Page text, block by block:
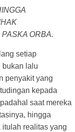
ORBA.
setiap
bukan lalu
penyakit yang
kepada
saat mereka
hingga
realitas yang